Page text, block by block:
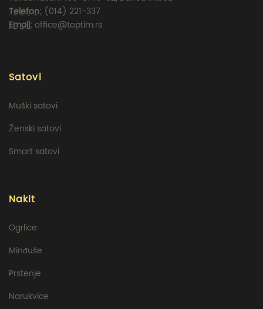
Telefon: (014) 221-337
Email:office@toptim.rs
Satovi
Muški satovi
Ženski satovi
Smart satovi
Nakit
Ogrlice
Minđuše
Prstenje
Narukvice